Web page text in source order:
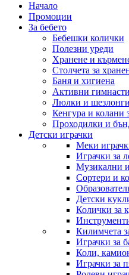
Начало
Промоции
За бебето
Бебешки колички
Полезни уреди
Хранене и
Столчета за
Баня и хигиена
Активни
Люлки и шезлонги
Кенгура и колани
Проходилки и
Детски играчки
Меки
Играчки за
Музикални
Сортери и
Детски
Колички за
Килимчета
Играчки за
Коли,
Играчки за